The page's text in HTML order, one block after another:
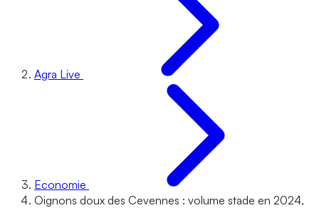
Agra Live
Economie
Oignons doux des Cevennes : volume stade en 2024,